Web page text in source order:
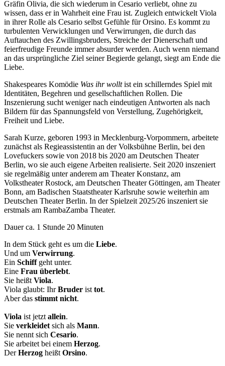
Gräfin Olivia, die sich wiederum in Cesario verliebt, ohne zu
wissen, dass er in Wahrheit eine Frau ist. Zugleich entwickelt Viola
in ihrer Rolle als Cesario selbst Gefühle für Orsino. Es kommt zu
turbulenten Verwicklungen und Verwirrungen, die durch das
Auftauchen des Zwillingsbruders, Streiche der Dienerschaft und
feierfreudige Freunde immer absurder werden. Auch wenn niemand
an das ursprüngliche Ziel seiner Begierde gelangt, siegt am Ende die
Liebe.
Shakespeares Komödie Was ihr wolltist ein schillerndes Spiel mit
Identitäten, Begehren und gesellschaftlichen Rollen. Die
Inszenierung sucht weniger nach eindeutigen Antworten als nach
Bildern für das Spannungsfeld von Verstellung, Zugehörigkeit,
Freiheit und Liebe.
Sarah Kurze, geboren 1993 in Mecklenburg-Vorpommern, arbeitete
zunächst als Regieassistentin an der Volksbühne Berlin, bei den
Lovefuckers sowie von 2018 bis 2020 am Deutschen Theater
Berlin, wo sie auch eigene Arbeiten realisierte. Seit 2020 inszeniert
sie regelmäßig unter anderem am Theater Konstanz, am
Volkstheater Rostock, am Deutschen Theater Göttingen, am Theater
Bonn, am Badischen Staatstheater Karlsruhe sowie weiterhin am
Deutschen Theater Berlin. In der Spielzeit 2025/26 inszeniert sie
erstmals am RambaZamba Theater.
Dauer ca. 1 Stunde 20 Minuten
In dem Stück geht es um die Liebe.
Und um Verwirrung.
Ein Schiffgeht unter.
Eine Frau überlebt.
Sie heißt Viola.
Viola glaubt: IhrBruder ist tot.
Aber das stimmt nicht.
Viola ist jetzt allein.
Sie verkleidet sich als Mann.
Sie nennt sich Cesario.
Sie arbeitet bei einem Herzog.
DerHerzog heißt Orsino.